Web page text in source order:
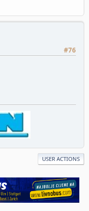
#76
USER ACTIONS